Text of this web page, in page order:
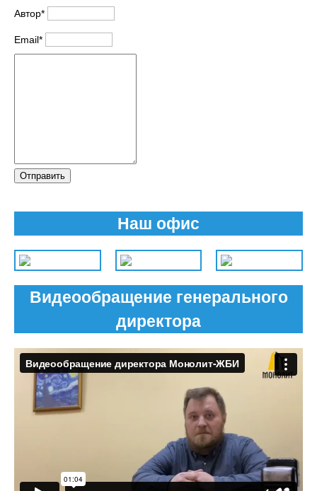
Автор*
Email*
Отправить
Наш офис
Видеообращение генерального
директора